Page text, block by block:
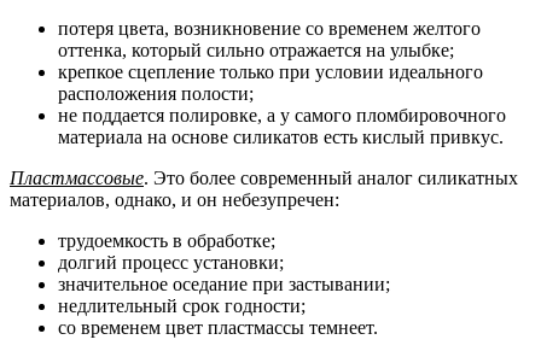
потеря цвета, возникновение со временем желтого
оттенка, который сильно отражается на улыбке;
крепкое сцепление только при условии идеального
расположения полости;
не поддается полировке, а у самого пломбировочного
материала на основе силикатов есть кислый привкус.
Пластмассовые. Это более современный аналог силикатных
материалов, однако, и он небезупречен:
трудоемкость в обработке;
долгий процесс установки;
значительное оседание при застывании;
недлительный срок годности;
со временем цвет пластмассы темнеет.